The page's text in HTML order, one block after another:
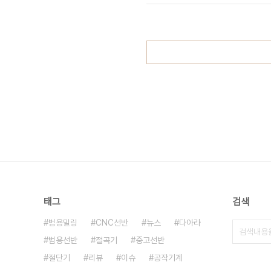
고 센서 제어기 회로도 등을 제작해
태그
범용밀링 CNC선반 뉴스
다아라
범용선반
절곡기
중고선반
절단기
리뷰 이슈
공작기계
검색